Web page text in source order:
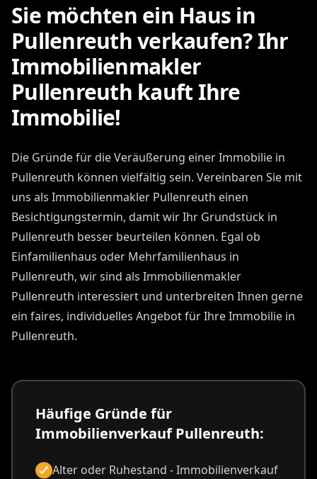
Sie möchten ein Haus in
Pullenreuth verkaufen? Ihr
Immobilienmakler
Pullenreuth kauft Ihre
Immobilie!
Die Gründe für die Veräußerung einer Immobilie in
Pullenreuth können vielfältig sein. Vereinbaren Sie mit
uns als Immobilienmakler Pullenreuth einen
Besichtigungstermin, damit wir Ihr Grundstück in
Pullenreuth besser beurteilen können. Egal ob
Einfamilienhaus oder Mehrfamilienhaus in
Pullenreuth, wir sind als Immobilienmakler
Pullenreuth interessiert und unterbreiten Ihnen gerne
ein faires, individuelles Angebot für Ihre Immobilie in
Pullenreuth.
Häufige Gründe für
Immobilienverkauf Pullenreuth:
Alter oder Ruhestand - Immobilienverkauf